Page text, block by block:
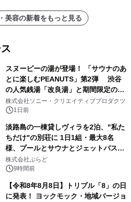
美容の新着をもっと見る
スヌーピーの湯が登場！ 「サウナのあ
とに楽しむPEANUTS」第2弾 渋谷
の人気銭湯「改良湯」と期間限定のコ
ラボレーション サウナイキタイコラ
ボグッズも発売決定！
株式会社ソニー・クリエイティブプロダクツ
1日前
淡路島の一棟貸しヴィラを2泊、"私た
ちだけ"の別荘に 1日1組・最大8名
様、プールとサウナとジェットバス付
きで Villa Mon Temps AWAJIの連泊
素泊りプラン
株式会社ぷらど
9時間前
【令和8年8月8日】トリプル「8」の日
に発表！ ヨックモック・地域バージョ